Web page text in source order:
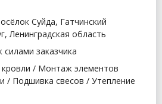
Суйда, Гатчинский
Ленинградская область
заказчика
/ Монтаж элементов
/ Подшивка свесов / Утепление